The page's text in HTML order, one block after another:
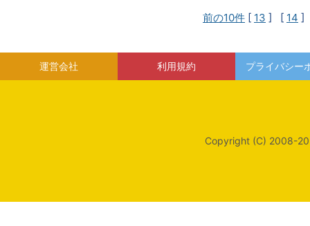
前の10件 [ 13 ] [ 14 ]
運営会社 利用規約 プライバシー
Copyright (C) 2008-